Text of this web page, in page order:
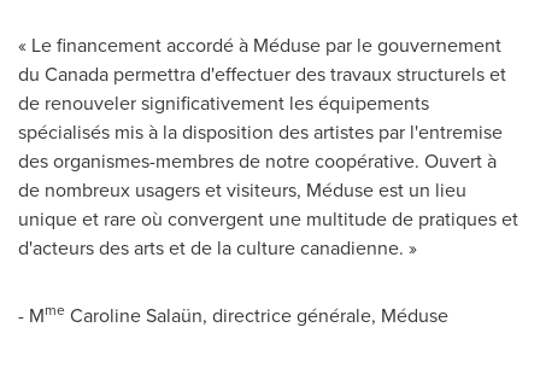
« Le financement accordé à Méduse par le gouvernement
du Canada permettra d'effectuer des travaux structurels et
de renouveler significativement les équipements
spécialisés mis à la disposition des artistes par l'entremise
des organismes-membres de notre coopérative. Ouvert à
de nombreux usagers et visiteurs, Méduse est un lieu
unique et rare où convergent une multitude de pratiques et
d'acteurs des arts et de la culture canadienne. »
- Mme Caroline Salaün, directrice générale, Méduse